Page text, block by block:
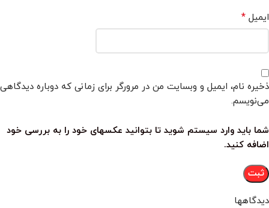
دیدگاهها
ایمیل *
ذخیره نام، ایمیل و وبسایت من در مرورگر برای زمانی که دوباره دیدگاهی
می‌نویسم.
شما باید وارد سیستم شوید تا بتوانید عکسهای خود را به بررسی خود
اضافه کنید.